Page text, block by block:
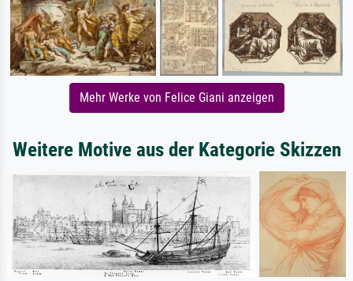
Mehr Werke von Felice Giani anzeigen
Weitere Motive aus der Kategorie Skizzen